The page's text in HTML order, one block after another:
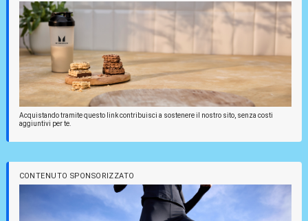
Acquistando tramite questo link contribuisci a sostenere il nostro sito, senza costi
aggiuntivi per te.
CONTENUTO SPONSORIZZATO